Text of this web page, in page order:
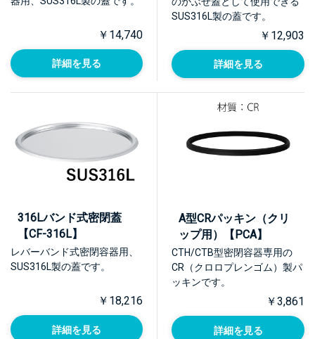
￥14,740
詳細を見る
SUS316L製の蓋です。
￥12,903
詳細を見る
316Lバンド式密閉蓋
【CF-316L】
レバーバンド式密閉容器用、
SUS316L製の蓋です。
￥18,216
詳細を見る
A型CRパッキン（クリ
ップ用）【PCA】
CTH/CTB型密閉容器専用の
CR（クロロプレンゴム）製パ
ッキンです。
￥3,861
詳細を見る